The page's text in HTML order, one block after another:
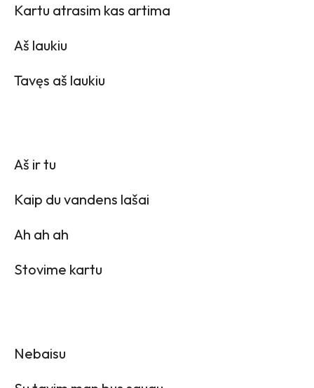
Kartu atrasim kas artima
Aš laukiu
Tavęs aš laukiu
Aš ir tu
Kaip du vandens lašai
Ah ah ah
Stovime kartu
Nebaisu